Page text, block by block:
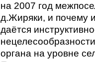
на 2007 год
д.Жиряки, и почему
даётся
органа на уровне